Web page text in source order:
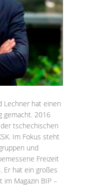
Lechner hat einen
gemacht. 2016
tschechischen
Im Fokus steht
und
Freizeit
Er hat ein großes
im Magazin BIP –